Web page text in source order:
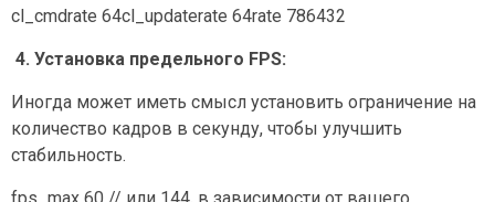
cl_cmdrate 64cl_updaterate 64rate 786432
4. Установка предельного FPS:
Иногда может иметь смысл установить ограничение на
количество кадров в секунду, чтобы улучшить
стабильность.